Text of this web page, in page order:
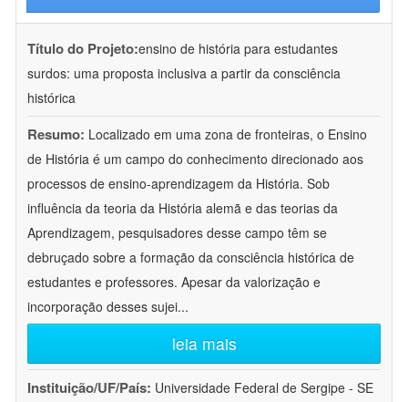
Título do Projeto:ensino de história para estudantes
surdos: uma proposta inclusiva a partir da consciência
histórica
Resumo: Localizado em uma zona de fronteiras, o Ensino
de História é um campo do conhecimento direcionado aos
processos de ensino-aprendizagem da História. Sob
influência da teoria da História alemã e das teorias da
Aprendizagem, pesquisadores desse campo têm se
debruçado sobre a formação da consciência histórica de
estudantes e professores. Apesar da valorização e
incorporação desses sujei...
leia mais
Instituição/UF/País: Universidade Federal de Sergipe - SE